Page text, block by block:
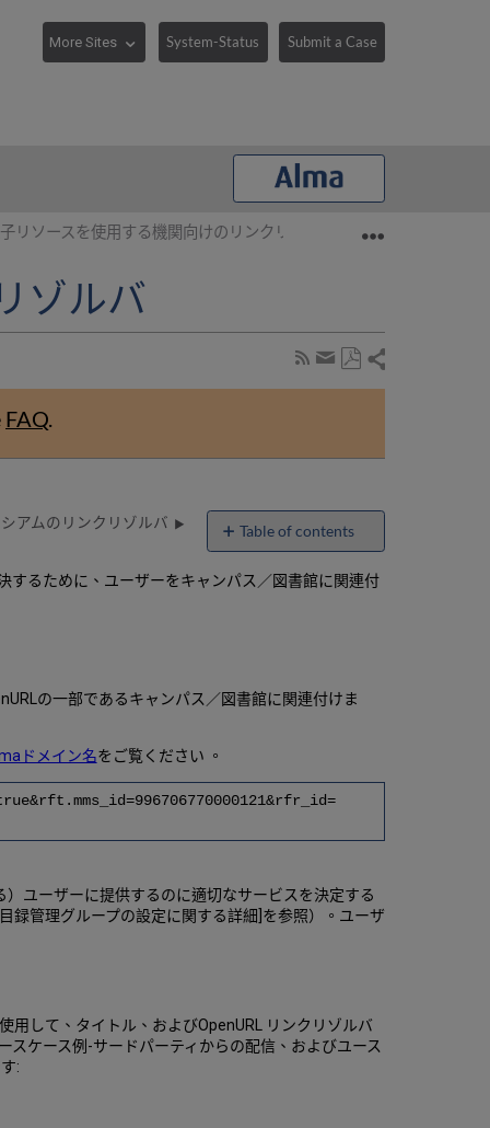
System-Status Submit a Case
リソースを使用する機関向けのリンクリゾルバ
ゾルバ
Subscribe
by
Share
page Share
FAQ.
Table of contents
ン
アムのリンクリゾルバ
するために、ユーザーをキャンパス／図書館に関連付
の一部であるキャンパス／図書館に関連付けま
ドメイン名をご覧ください 。
ユーザーに提供するのに適切なサービスを決定する
録管理グループの設定に関する詳細]を参照）。ユーザ
用して、タイトル、およびOpenURL リンクリゾルバ
ケース例-サードパーティからの配信、およびユース
: